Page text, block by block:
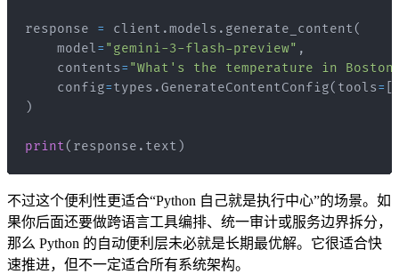
response = client .models . generate_content(
    model
= "gemini-3-flash-preview" ,
    contents
= "What's the temperature in
    config
=types .GenerateContentConfig( tools=
)
print( response . text )
不过这个便利性更适合“Python 自己就是执行中心”的场景。如
果你后面还要做跨语言工具编排、统一审计或服务边界拆分，
那么 Python 的自动便利层未必就是长期最优解。它很适合快
速推进，但不一定适合所有系统架构。